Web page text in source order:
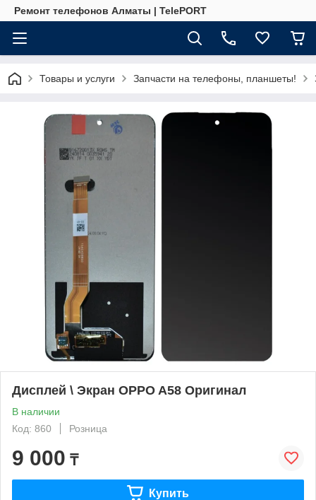
Ремонт телефонов Алматы | TelePORT
Товары и услуги Запчасти на телефоны, планшеты!
Дисплей \ Экран OPPO A58 Оригинал
В наличии
Код: 860
Розница
9 000 ₸
Купить